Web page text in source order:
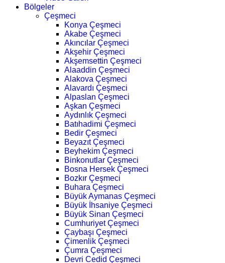
Bölgeler
Çeşmeci
Konya Çeşmeci
Akabe Çeşmeci
Akıncılar Çeşmeci
Akşehir Çeşmeci
Akşemsettin Çeşmeci
Alaaddin Çeşmeci
Alakova Çeşmeci
Alavardı Çeşmeci
Alpaslan Çeşmeci
Aşkan Çeşmeci
Aydınlık Çeşmeci
Batıhadimi Çeşmeci
Bedir Çeşmeci
Beyazıt Çeşmeci
Beyhekim Çeşmeci
Binkonutlar Çeşmeci
Bosna Hersek Çeşmeci
Bozkır Çeşmeci
Buhara Çeşmeci
Büyük Aymanas Çeşmeci
Büyük İhsaniye Çeşmeci
Büyük Sinan Çeşmeci
Cumhuriyet Çeşmeci
Çaybaşı Çeşmeci
Çimenlik Çeşmeci
Çumra Çeşmeci
Devri Cedid Çeşmeci